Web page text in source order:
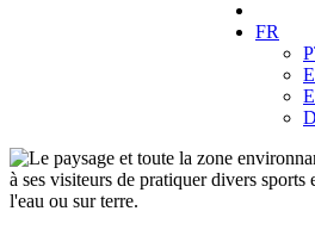
FR